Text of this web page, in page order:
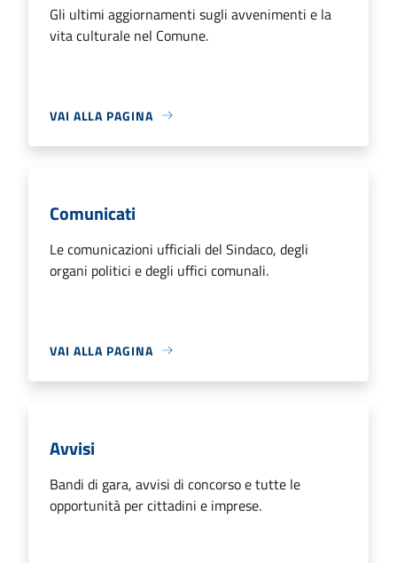
Gli ultimi aggiornamenti sugli avvenimenti e la
vita culturale nel Comune.
VAI ALLA PAGINA
Comunicati
Le comunicazioni ufficiali del Sindaco, degli
organi politici e degli uffici comunali.
VAI ALLA PAGINA
Avvisi
Bandi di gara, avvisi di concorso e tutte le
opportunità per cittadini e imprese.